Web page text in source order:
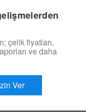
çelik fiyatları,
ve daha
Ver